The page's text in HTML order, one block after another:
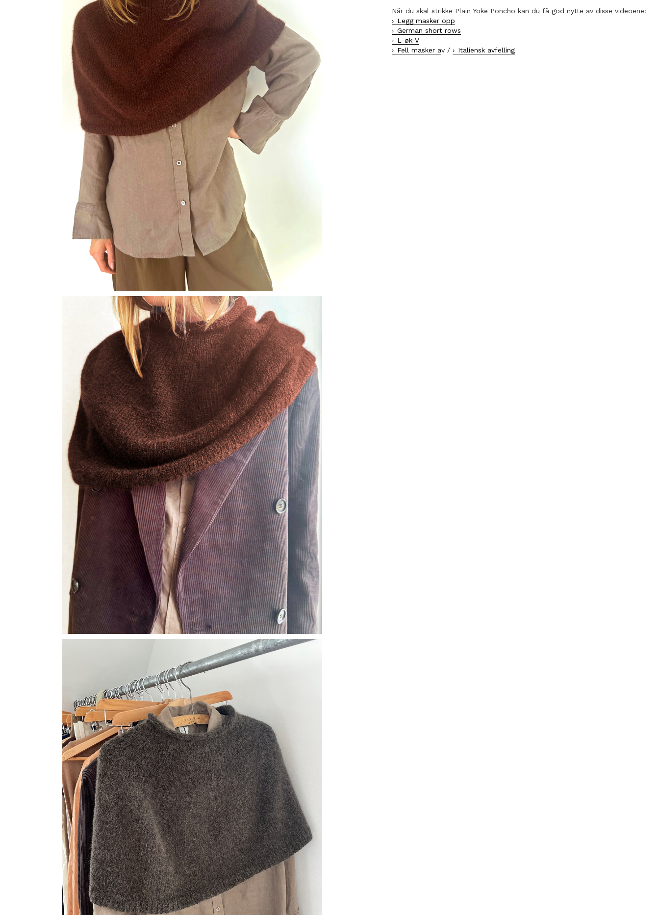
Når du skal strikke Plain Yoke Poncho kan du få god nytte av disse videoene:
Legg masker opp
German short rows
L-øk-V
Fell masker av / Italiensk avfelling